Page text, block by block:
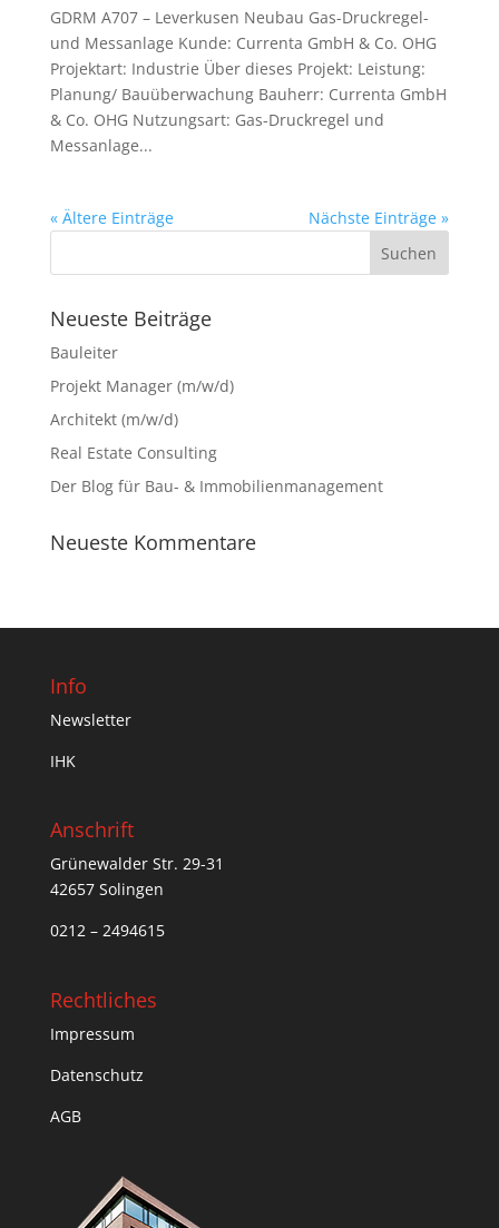
GDRM A707 – Leverkusen Neubau Gas-Druckregel-
und Messanlage Kunde: Currenta GmbH & Co. OHG
Projektart: Industrie Über dieses Projekt: Leistung:
Planung/ Bauüberwachung Bauherr: Currenta GmbH
& Co. OHG Nutzungsart: Gas-Druckregel und
Messanlage...
« Ältere Einträge Nächste Einträge »
Neueste Beiträge
Bauleiter
Projekt Manager (m/w/d)
Architekt (m/w/d)
Real Estate Consulting
Der Blog für Bau- & Immobilienmanagement
Neueste Kommentare
Info
Newsletter
IHK
Anschrift
Grünewalder Str. 29-31
42657 Solingen
0212 – 2494615
Rechtliches
Impressum
Datenschutz
AGB